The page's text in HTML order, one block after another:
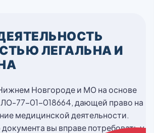
ЛЕГАЛЬНА И
Новгороде и МО на основе
77-01-018664, дающей право на
медицинской деятельности.
вы вправе потребовать у